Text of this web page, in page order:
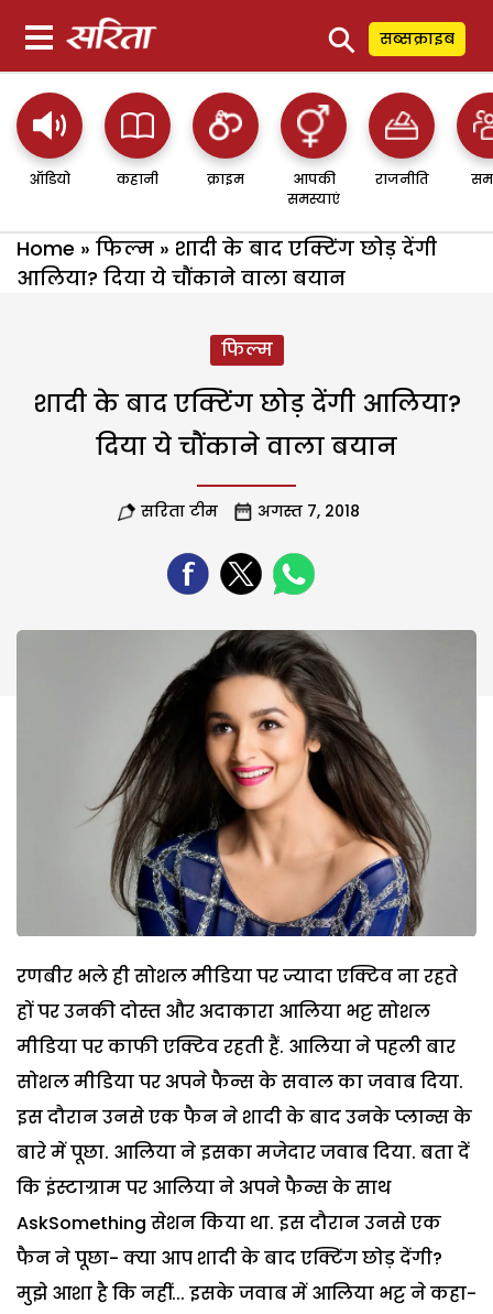
⚲ सब्सक्राइब
ऑडियो कहानी क्राइम
आपकी
समस्याएं
राजनीति
Home » फिल्म » शादी के बाद एक्टिंग छोड़ देंगी
आलिया? दिया ये चौंकाने वाला बयान
फिल्म
शादी के बाद एक्टिंग छोड़ देंगी आलिया?
दिया ये चौंकाने वाला बयान
सरिता टीम अगस्त 7, 2018
रणबीर भले ही सोशल मीडिया पर ज्यादा एक्टिव ना रहते
हों पर उनकी दोस्त और अदाकारा आलिया भट्ट सोशल
मीडिया पर काफी एक्टिव रहती हैं. आलिया ने पहली बार
सोशल मीडिया पर अपने फैन्स के सवाल का जवाब दिया.
इस दौरान उनसे एक फैन ने शादी के बाद उनके प्लान्स के
बारे में पूछा. आलिया ने इसका मजेदार जवाब दिया. बता दें
कि इंस्टाग्राम पर आलिया ने अपने फैन्स के साथ
AskSomething सेशन किया था. इस दौरान उनसे एक
फैन ने पूछा- क्या आप शादी के बाद एक्टिंग छोड़ देंगी?
मुझे आशा है कि नहीं... इसके जवाब में आलिया भट्ट ने कहा-